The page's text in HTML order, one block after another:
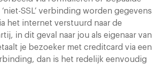
SSL’ verbinding worden gegevens
het internet verstuurd naar de
in dit geval naar jou als eigenaar van
je bezoeker met creditcard via een
dan is het redelijk eenvoudig